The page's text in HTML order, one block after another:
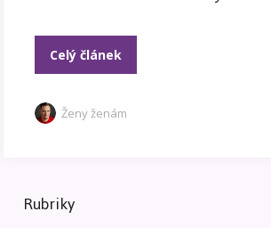
Celý článek
Ženy ženám
Rubriky